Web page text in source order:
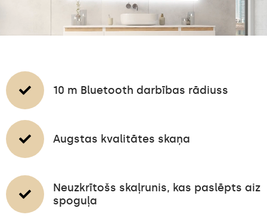
10 m Bluetooth darbības rādiuss
Augstas kvalitātes skaņa
Neuzkrītošs skaļrunis, kas paslēpts aiz
spoguļa